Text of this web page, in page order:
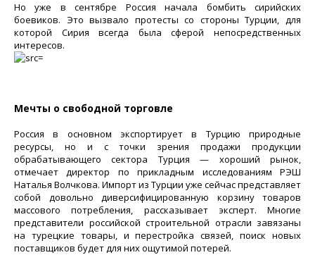
Но уже в сентябре Россия начала бомбить сирийских
боевиков. Это вызвало протесты со стороны Турции, для
которой Сирия всегда была сферой непосредственных
интересов.
Мечты о свободной торговле
Россия в основном экспортирует в Турцию природные
ресурсы, но и с точки зрения продажи продукции
обрабатывающего сектора Турция — хороший рынок,
отмечает директор по прикладным исследованиям РЭШ
Наталья Волчкова. Импорт из Турции уже сейчас представляет
собой довольно диверсифицированную корзину товаров
массового потребления, рассказывает эксперт. Многие
представители российской строительной отрасли завязаны
на турецкие товары, и перестройка связей, поиск новых
поставщиков будет для них ощутимой потерей.